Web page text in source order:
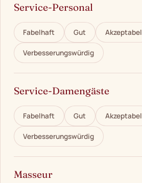
Service-Personal
Fabelhaft Gut Akzeptabel
Verbesserungswürdig
Service-Damengäste
Fabelhaft Gut Akzeptabel
Verbesserungswürdig
Masseur